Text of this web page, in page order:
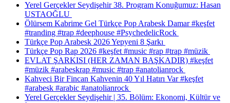
Yerel Gerçekler Seydişehir 38. Program Konuğumuz: Hasan
USTAOĞLU
Ölürsem Kabrime Gel Türkçe Pop Arabesk Damar #keşfet
#tranding #trap #deephouse #PsychedelicRock
Türkçe Pop Arabesk 2026 Yepyeni 8 Şarkı
Türkçe Pop Rap 2026 #keşfet #music #rap #trap #müzik
EVLAT ŞARKISI (HER ZAMAN BAŞKADIR) #keşfet
#müzik #arabeskrap #music #trap #anatolianrock
Kahveci Bir Fincan Kahvenin 40 Yıl Hatırı Var #keşfet
#arabesk #arabic #anatolianrock
Yerel Gerçekler Seydişehir | 35. Bölüm: Ekonomi, Kültür ve